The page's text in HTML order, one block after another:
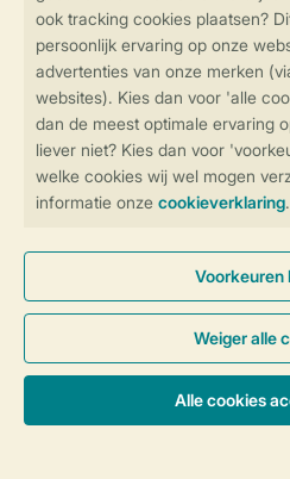
Controle over
Instellingen
Veilig en snel online
Veilige gegevensoverdracht
Veilige betaling
Algemene Voorwaarden Privacy